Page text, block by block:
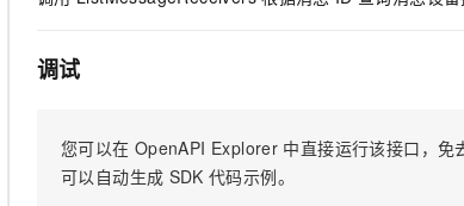
调试
您可以在 OpenAPI Explorer 中直接运行该接口，
可以自动生成 SDK 代码示例。
Qwen3.7-Plus
Qwen3-VL-Plus
视觉 Coding、空间感知、多模态思考等全面升级
GLM-5.2
面向分析的企业级SaaS模式云数据仓库 提供一站式管理容器
免费试用
最高领取价值200元试用点，立即开启云上创新
AI 产品 免费试用
送.CN域名，送备案服
蓝凌 OA
AI 大模型销售与服务生态合作计划
短信专区
AI 算法大赛
云开发大赛